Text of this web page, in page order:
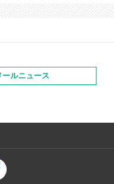
ルニュース